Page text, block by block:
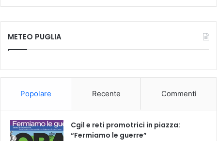
a
c
k
o
u
METEO PUGLIA
Popolare Recente Commenti
Cgil e reti promotrici in piazza:
“Fermiamo le guerre”